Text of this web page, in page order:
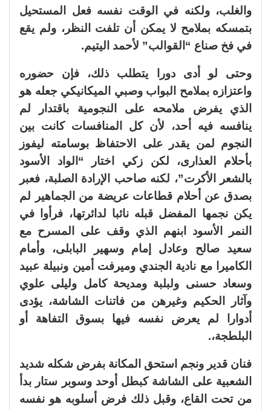
والغلب، ولكنه في الوقت نفسه فعل المستحيل
بتمسكه بملامح لا يمكن أن تلفت النظر، ولم يقع
في فخ صناع “القوالب” لأحمد اليتيم.
وحتى لو أدى دورا يتطلب ذلك، فإن حضوره
واعتزازه بملامح البواب وصبي الميكانيكي جعله هو
الذي يفرض ملامحه على النجومية باقتدار لم
ينافسه فيه أحد، لأن كل المنافسات كانت بين
النجوم لمن يقدر على الاحتفاظ بوسامته ليفوز
بأحلام العذارى، لكن زكي اختار “الواد الأسود
بالشعر الأكرت”، لكنه صاحب الإرادة الصلبة، فعبر
بصدق عن أحلام قطاعات عريضة من الجماهير لم
يكن نجمها المفضل قبله نائبا لدائرتها، فرأوا في
النمر الأسود ابنهم الذي وقف على المسرح مع
سعيد صالح وعادل إمام وسهير البابلى، وأمام
الكاميرا مع نادية الجندي وميرفت أمين ونبيلة عبيد
وسعاد حسنى ولبلبة ومديحة كامل وليلى علوي
وآثار الحكيم وغيرهن من فاتنات الشاشة، يؤدى
أدوارا لم يعرض نفسه فيها بسوق التفاهة أو
البلطجة،.
فنان قدير ونجم استحق المكانة بفرض شكله شديد
الشعبية على الشاشة كبطل أوحد وسوبر ستار بدأ
من تحت القاع، وقبل ذلك فرض أسلوبه هو نفسه